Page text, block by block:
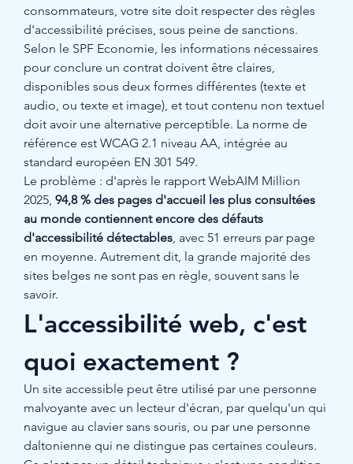
consommateurs, votre site doit respecter des règles
d'accessibilité précises, sous peine de sanctions.
Selon le SPF Economie, les informations nécessaires
pour conclure un contrat doivent être claires,
disponibles sous deux formes différentes (texte et
audio, ou texte et image), et tout contenu non textuel
doit avoir une alternative perceptible. La norme de
référence est WCAG 2.1 niveau AA, intégrée au
standard européen EN 301 549.
Le problème : d'après le rapport WebAIM Million
2025, 94,8 % des pages d'accueil les plus consultées
au monde contiennent encore des défauts
d'accessibilité détectables, avec 51 erreurs par page
en moyenne. Autrement dit, la grande majorité des
sites belges ne sont pas en règle, souvent sans le
savoir.
L'accessibilité web, c'est
quoi exactement ?
Un site accessible peut être utilisé par une personne
malvoyante avec un lecteur d'écran, par quelqu'un qui
navigue au clavier sans souris, ou par une personne
daltonienne qui ne distingue pas certaines couleurs.